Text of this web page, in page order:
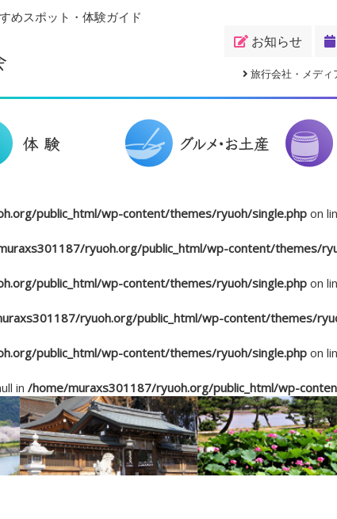
めスポット・体験ガイド
お知らせ
旅行会社・メディ
public_html/wp-content/themes/ryuoh/single.php on
ryuoh.org/public_html/wp-content/themes/
public_html/wp-content/themes/ryuoh/single.php on
ryuoh.org/public_html/wp-content/themes/
public_html/wp-content/themes/ryuoh/single.php on
in /home/muraxs301187/ryuoh.org/public_html/wp-